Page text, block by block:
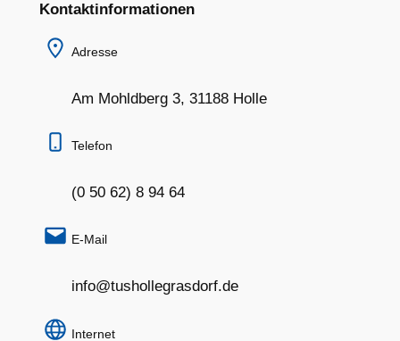
Kontaktinformationen
Adresse
Am Mohldberg 3, 31188 Holle
Telefon
(0 50 62) 8 94 64
E-Mail
info@tushollegrasdorf.de
Internet